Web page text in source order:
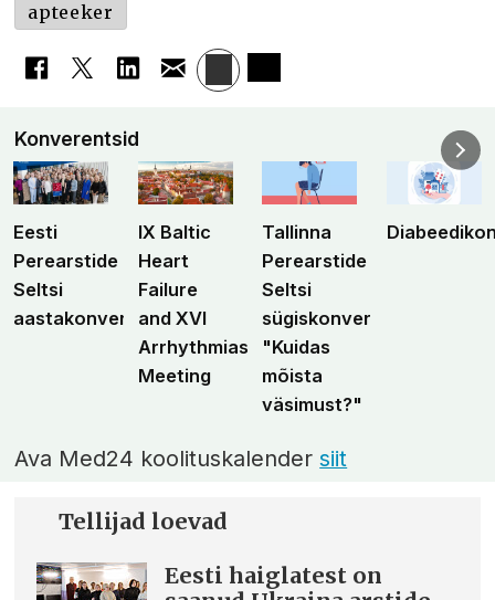
apteeker
Konverentsid
Eesti
Perearstide
Seltsi
aastakonverents
IX Baltic
Heart
Failure
and XVI
Arrhythmias
Meeting
Tallinna
Perearstide
Seltsi
sügiskonverents
"Kuidas
mõista
väsimust?"
Ava Med24 koolituskalendersiit
Tellijad loevad
Eesti haiglatest on